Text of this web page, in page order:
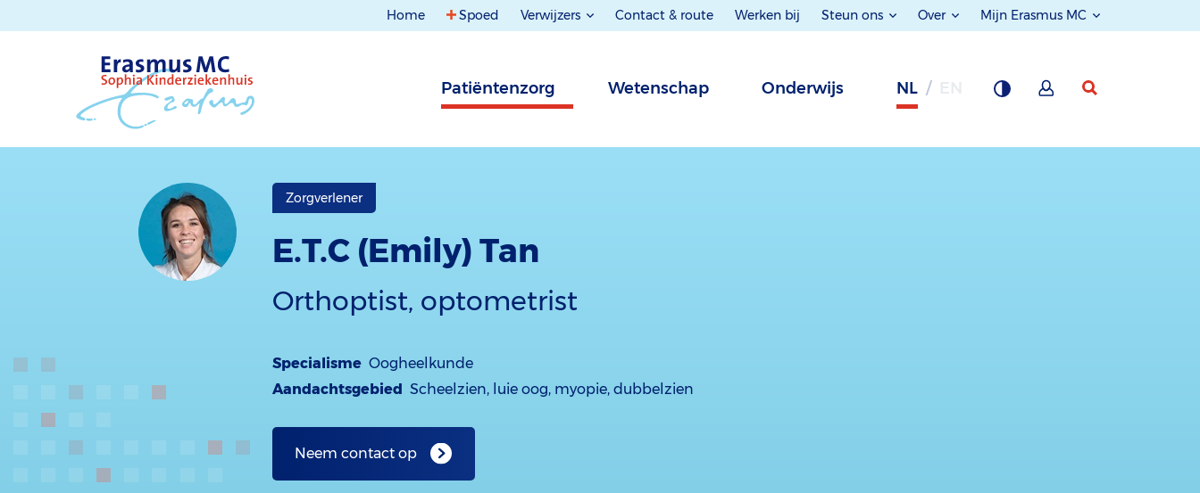
Home Spoed Verwijzers Contact & route Werken bij Steun ons Over Mijn Erasmus MC
Patiëntenzorg Wetenschap Onderwijs NL
Zorgverlener
E.T.C (Emily) Tan
Orthoptist, optometrist
Specialisme Oogheelkunde
Aandachtsgebied Scheelzien, luie oog, myopie, dubbelzien
Neem contact op